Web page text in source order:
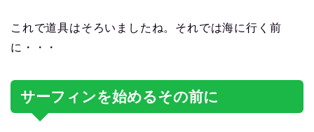
これで道具はそろいましたね。それでは海に行く前
に・・・
サーフィンを始めるその前に